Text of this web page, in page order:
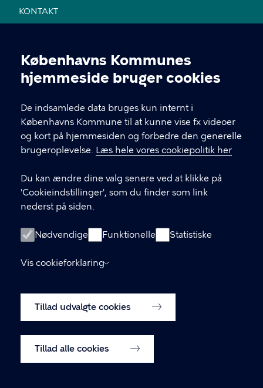
Cookieindstillinger
Københavns Kommunes
hjemmeside bruger cookies
De indsamlede data bruges kun internt i
Københavns Kommune til at kunne vise fx videoer
og kort på hjemmesiden og forbedre den generelle
brugeroplevelse. Læs hele vores cookiepolitik her
Du kan ændre dine valg senere ved at klikke på
'Cookieindstillinger', som du finder som link
nederst på siden.
Nødvendige Funktionelle Statistiske
Vis cookieforklaring
Tillad udvalgte cookies
Tillad alle cookies
KONTAKT
28 11 94 54
EAN nr. 5798009800459
LINKS
Send mail til sekretariatet
Facebook
Instagram
Medlemmernes side
Cookiepolitik
Cookiepolitik
Cookieindstillinger